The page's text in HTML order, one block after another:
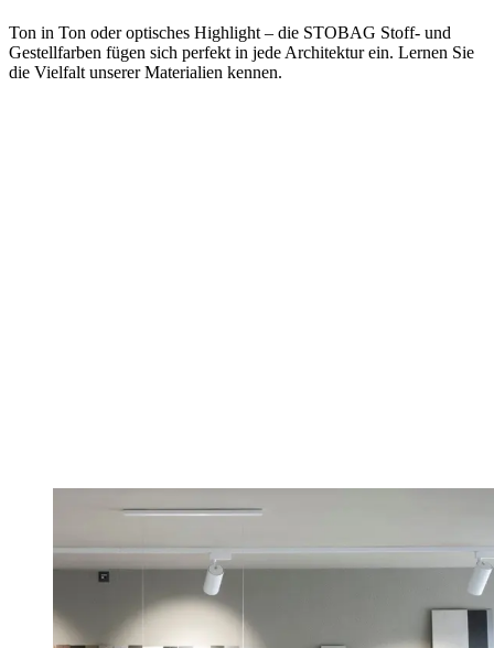
Ton in Ton oder optisches Highlight – die STOBAG Stoff- und
Gestellfarben fügen sich perfekt in jede Architektur ein. Lernen Sie
die Vielfalt unserer Materialien kennen.